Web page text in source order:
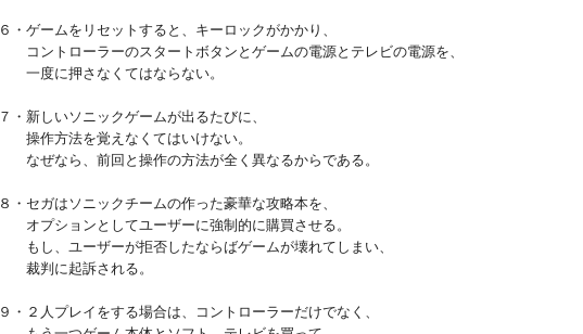
６・ゲームをリセットすると、キーロックがかかり、
コントローラーのスタートボタンとゲームの電源とテレビの電源を、
一度に押さなくてはならない。
７・新しいソニックゲームが出るたびに、
操作方法を覚えなくてはいけない。
なぜなら、前回と操作の方法が全く異なるからである。
８・セガはソニックチームの作った豪華な攻略本を、
オプションとしてユーザーに強制的に購買させる。
もし、ユーザーが拒否したならばゲームが壊れてしまい、
裁判に起訴される。
９・２人プレイをする場合は、コントローラーだけでなく、